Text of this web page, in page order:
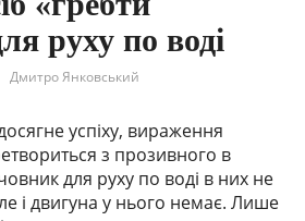
руху по воді
Дмитро Янковський
успіху, вираження
з прозивного в
для руху по воді в них не
і двигуна у нього немає. Лише